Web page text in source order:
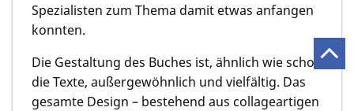
Spezialisten zum Thema damit etwas anfangen
konnten.
Die Gestaltung des Buches ist, ähnlich wie schon
die Texte, außergewöhnlich und vielfältig. Das
gesamte Design – bestehend aus collageartigen